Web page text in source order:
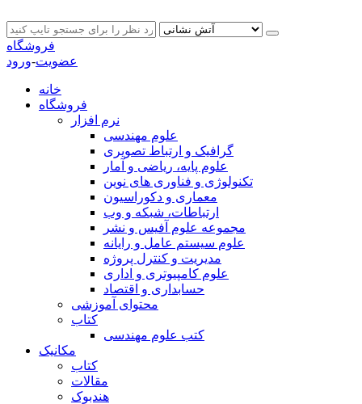
فروشگاه
عضویت-ورود
خانه
فروشگاه
نرم افزار
علوم مهندسی
گرافیک و ارتباط تصویری
علوم پایه، ریاضی و آمار
تکنولوژی و فناوری های نوین
معماری و دکوراسیون
ارتباطات، شبکه و وب
مجموعه علوم آفیس و نشر
علوم سیستم عامل و رایانه
مدیریت و کنترل پروژه
علوم کامپیوتری و اداری
حسابداری و اقتصاد
محتوای آموزشی
کتاب
کتب علوم مهندسی
مکانیک
کتاب
مقالات
هندبوک